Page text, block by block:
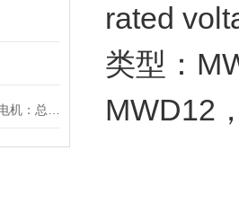
rated
类型：
MWD12